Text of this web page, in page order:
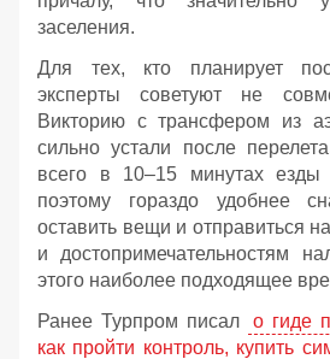
заселения.
Для тех, кто планирует
эксперты советуют не
Викторию с трансфером из
сильно устали после
всего в 10–15 минутах
поэтому гораздо удобнее
оставить вещи и отправиться
и достопримечательностям
этого наиболее подходящее
Ранее Турпром писал
о гиде
как пройти контроль, купить